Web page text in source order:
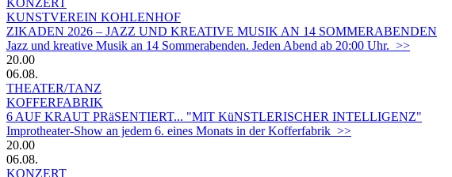
KUNSTVEREIN KOHLENHOF
ZIKADEN 2026 – JAZZ UND KREATIVE MUSIK AN 14 SOMMERABENDEN
Jazz und kreative Musik an 14 Sommerabenden. Jeden Abend ab 20:00 Uhr. >>
20.00
06.08.
THEATER/TANZ
KOFFERFABRIK
6 AUF KRAUT PRäSENTIERT... "MIT KüNSTLERISCHER INTELLIGENZ"
Improtheater-Show an jedem 6. eines Monats in der Kofferfabrik >>
20.00
06.08.
KONZERT